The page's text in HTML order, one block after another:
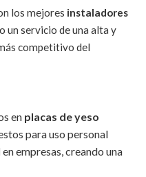
los mejores instaladores
un servicio de una alta y
competitivo del
en placas de yeso
estos para uso personal
empresas, creando una